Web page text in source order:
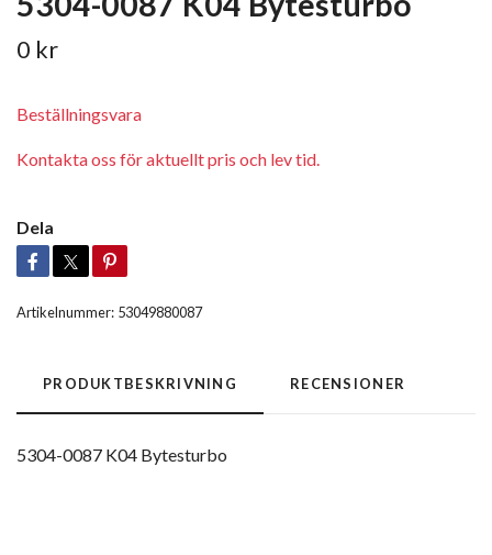
0 kr
Beställningsvara
Kontakta oss för aktuellt pris och lev tid.
Dela
Artikelnummer: 53049880087
PRODUKTBESKRIVNING RECENSIONER
5304-0087 K04 Bytesturbo